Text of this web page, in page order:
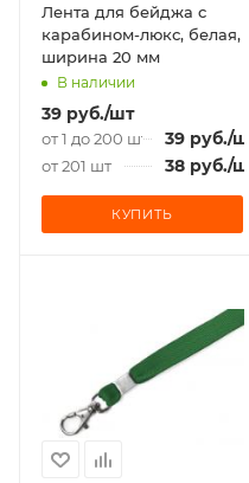
Лента для бейджа c
карабином-люкс, белая,
ширина 20 мм
В наличии
39 руб./шт
от 1 до 200 шт 39 руб./шт
от 201 шт 38 руб./шт
КУПИТЬ